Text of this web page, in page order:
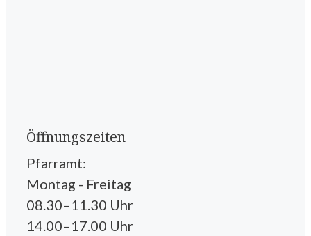
Öffnungszeiten
Pfarramt:
Montag - Freitag
08.30–11.30 Uhr
14.00–17.00 Uhr